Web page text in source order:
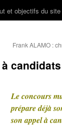
et objectifs du site
Frank ALAMO :
Le concours
prépare déjà
son appel à